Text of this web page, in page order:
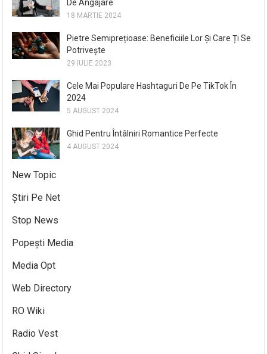
De Angajare
18 MARTIE 2024
Pietre Semiprețioase: Beneficiile Lor Și Care Ți Se
Potrivește
29 IULIE 2023
Cele Mai Populare Hashtaguri De Pe TikTok În
2024
5 AUGUST 2024
Ghid Pentru Întâlniri Romantice Perfecte
4 AUGUST 2024
New Topic
Știri Pe Net
Stop News
Popești Media
Media Opt
Web Directory
RO Wiki
Radio Vest